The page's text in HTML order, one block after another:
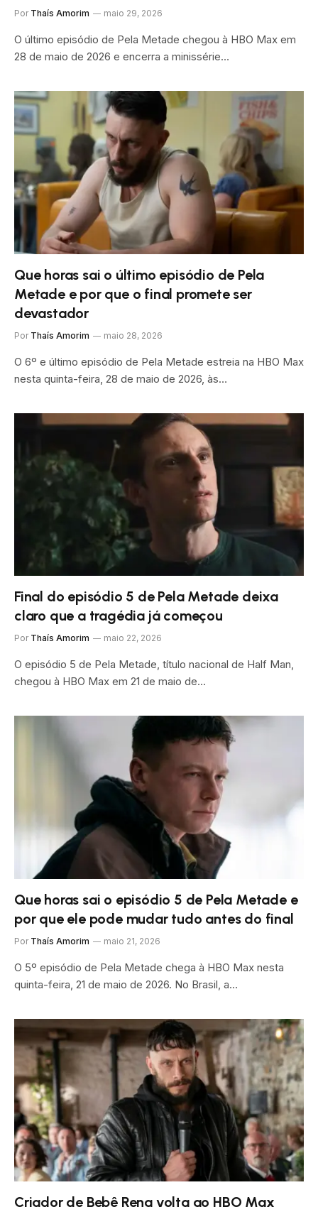
Por Thaís Amorim maio 29, 2026
O último episódio de Pela Metade chegou à HBO Max em
28 de maio de 2026 e encerra a minissérie…
Que horas sai o último episódio de Pela
Metade e por que o final promete ser
devastador
Por Thaís Amorim maio 28, 2026
O 6º e último episódio de Pela Metade estreia na HBO Max
nesta quinta-feira, 28 de maio de 2026, às…
Final do episódio 5 de Pela Metade deixa
claro que a tragédia já começou
Por Thaís Amorim maio 22, 2026
O episódio 5 de Pela Metade, título nacional de Half Man,
chegou à HBO Max em 21 de maio de…
Que horas sai o episódio 5 de Pela Metade e
por que ele pode mudar tudo antes do final
Por Thaís Amorim maio 21, 2026
O 5º episódio de Pela Metade chega à HBO Max nesta
quinta-feira, 21 de maio de 2026. No Brasil, a…
Criador de Bebê Rena volta ao HBO Max